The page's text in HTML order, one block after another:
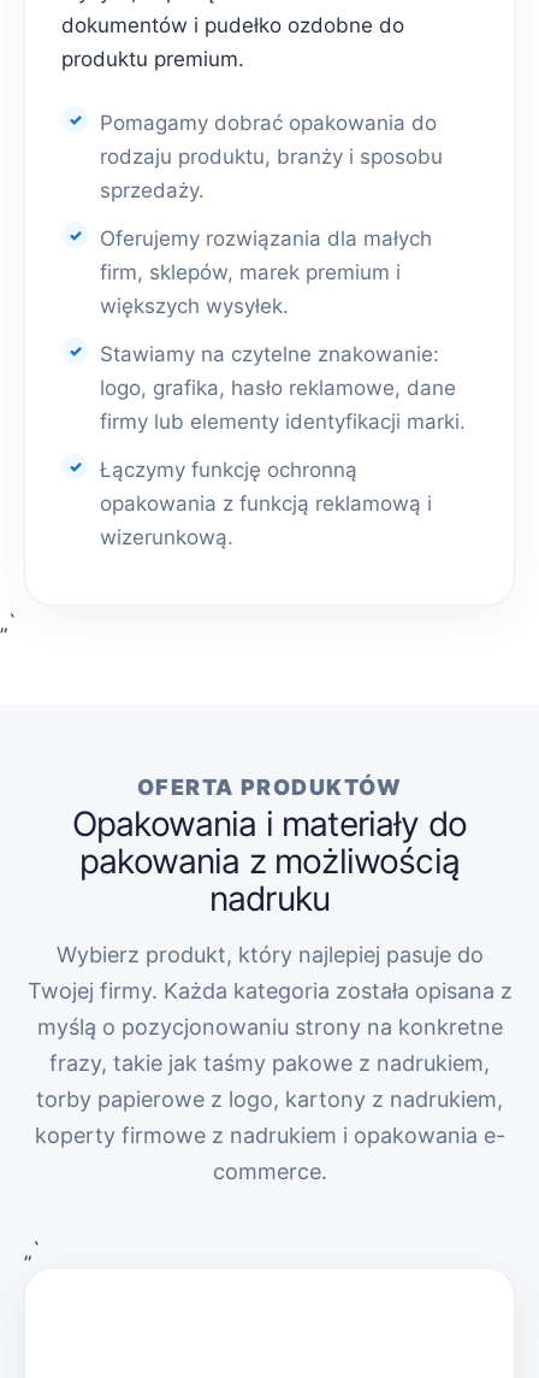
dokumentów i pudełko ozdobne do
produktu premium.
Pomagamy dobrać opakowania do
rodzaju produktu, branży i sposobu
sprzedaży.
Oferujemy rozwiązania dla małych
firm, sklepów, marek premium i
większych wysyłek.
Stawiamy na czytelne znakowanie:
logo, grafika, hasło reklamowe, dane
firmy lub elementy identyfikacji marki.
Łączymy funkcję ochronną
opakowania z funkcją reklamową i
wizerunkową.
„`
OFERTA PRODUKTÓW
Opakowania i materiały do
pakowania z możliwością
nadruku
Wybierz produkt, który najlepiej pasuje do
Twojej firmy. Każda kategoria została opisana z
myślą o pozycjonowaniu strony na konkretne
frazy, takie jak taśmy pakowe z nadrukiem,
torby papierowe z logo, kartony z nadrukiem,
koperty firmowe z nadrukiem i opakowania e-
commerce.
„`